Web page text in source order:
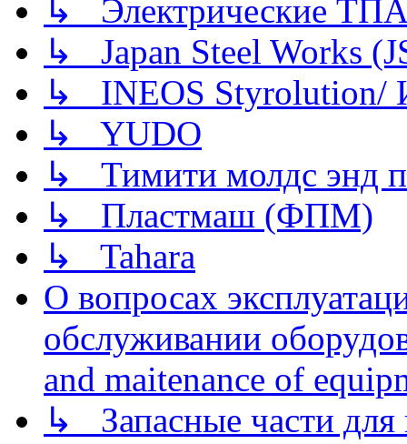
↳ Электрические
↳ Japan Steel Works
↳ INEOS
↳ YUDO
↳ Тимити молдс энд
↳ Пластмаш (ФПМ)
↳ Tahara
О вопросах
обслуживании
and maitenance of
↳ Запасные части для